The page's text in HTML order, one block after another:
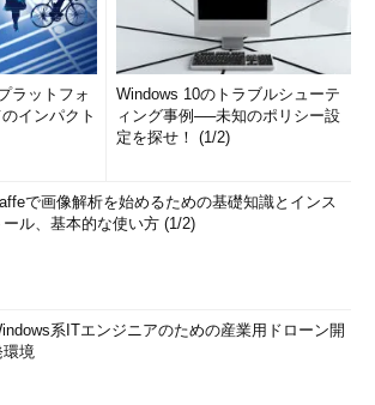
ラットフォ
インパクト
Windows 10のトラブルシューテ
ィング事例──未知のポリシー設
定を探せ！ (1/2)
で画像解析を始めるための基礎知識とインス
ール、基本的な使い方 (1/2)
系ITエンジニアのための産業用ドローン開
環境